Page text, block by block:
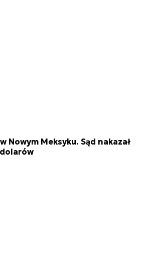
Nowym Meksyku. Sąd nakazał